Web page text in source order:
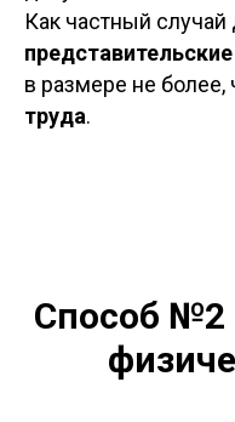
Как частный случай
в размере не более,
труда.
Способ №2